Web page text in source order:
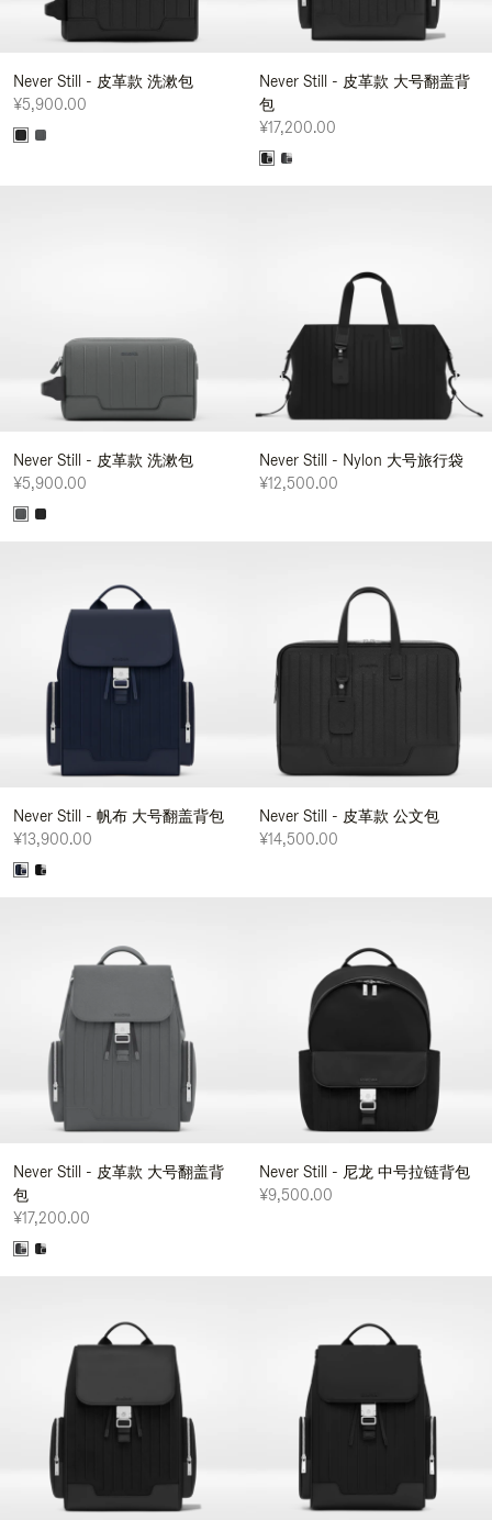
Never Still - 皮革款 洗漱包
¥5,900.00
Never Still - 皮革款 大号翻盖背
包
¥17,200.00
Never Still - 皮革款 洗漱包
¥5,900.00
Never Still - Nylon 大号旅行袋
¥12,500.00
Never Still - 帆布 大号翻盖背包
¥13,900.00
Never Still - 皮革款 公文包
¥14,500.00
Never Still - 皮革款 大号翻盖背
包
¥17,200.00
Never Still - 尼龙 中号拉链背包
¥9,500.00